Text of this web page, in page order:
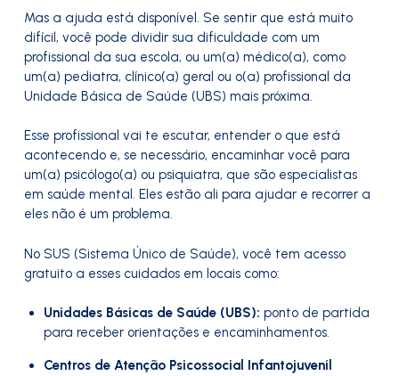
Mas a ajuda está disponível. Se sentir que está muito
difícil, você pode dividir sua dificuldade com um
profissional da sua escola, ou um(a) médico(a), como
um(a) pediatra, clínico(a) geral ou o(a) profissional da
Unidade Básica de Saúde (UBS) mais próxima.
Esse profissional vai te escutar, entender o que está
acontecendo e, se necessário, encaminhar você para
um(a) psicólogo(a) ou psiquiatra, que são especialistas
em saúde mental. Eles estão ali para ajudar e recorrer a
eles não é um problema.
No SUS (Sistema Único de Saúde), você tem acesso
gratuito a esses cuidados em locais como:
Unidades Básicas de Saúde (UBS): ponto de partida
para receber orientações e encaminhamentos.
Centros de Atenção Psicossocial Infantojuvenil